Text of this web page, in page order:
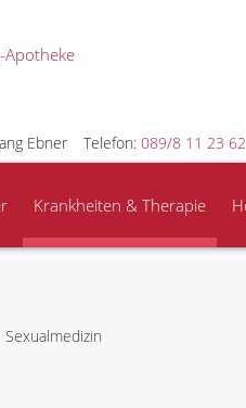
Ebner Telefon: 089/8 11 23 62
Krankheiten & Therapie
Sexualmedizin